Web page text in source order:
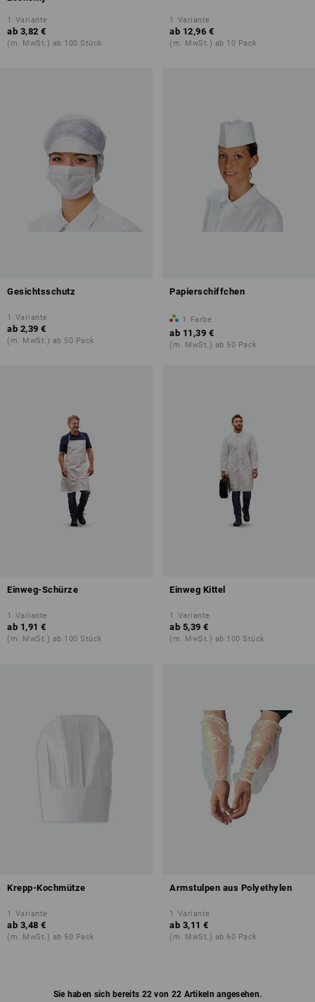
1 Variante
ab 3,82 €
(m. MwSt.) ab 100 Stück
1 Variante
ab 12,96 €
(m. MwSt.) ab 10 Pack
Gesichtsschutz
1 Variante
ab 2,39 €
(m. MwSt.) ab 50 Pack
Papierschiffchen
1 Farbe
ab 11,39 €
(m. MwSt.) ab 50 Pack
Einweg-Schürze
1 Variante
ab 1,91 €
(m. MwSt.) ab 100 Stück
Einweg Kittel
1 Variante
ab 5,39 €
(m. MwSt.) ab 100 Stück
Krepp-Kochmütze
1 Variante
ab 3,48 €
(m. MwSt.) ab 50 Pack
Armstulpen aus Polyethylen
1 Variante
ab 3,11 €
(m. MwSt.) ab 60 Pack
Sie haben sich bereits 22 von 22 Artikeln angesehen.